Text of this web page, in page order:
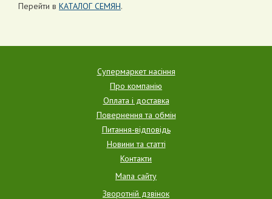
Перейти в КАТАЛОГ СЕМЯН.
Супермаркет насіння
Про компанію
Оплата і доставка
Повернення та обмін
Питання-відповідь
Новини та статті
Контакти
Мапа сайту
Зворотній дзвінок